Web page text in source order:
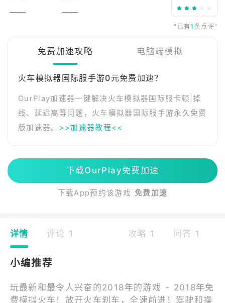
—— ——
"已有1 条点评"
免费加速攻略 电脑端模拟
火车模拟器国际服手游0元免费加速？
OurPlay加速器一键解决火车模拟器国际服卡顿|掉
线、延迟高等问题，火车模拟器国际服手游永久免费
版加速器。 >>加速器教程<<
下载OurPlay免费加速
下载App预约该游戏 免费加速
详情 评论 1 攻略 1 问答 1
小编推荐
玩最新和最令人兴奋的2018年的游戏 - 2018年免
费模拟火车！放开火车刹车，全速前进！驾驶和操